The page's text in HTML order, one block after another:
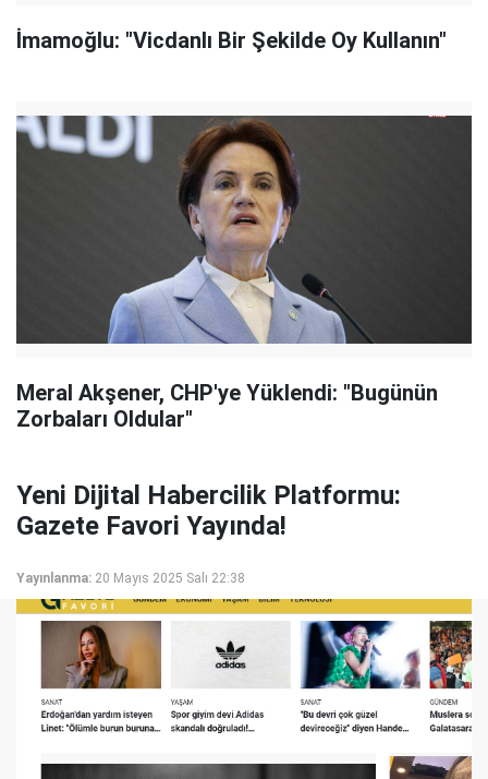
İmamoğlu: "Vicdanlı Bir Şekilde Oy Kullanın"
Meral Akşener, CHP'ye Yüklendi: "Bugünün
Zorbaları Oldular"
Yeni Dijital Habercilik Platformu:
Gazete Favori Yayında!
Yayınlanma: 20 Mayıs 2025 Salı 22:38